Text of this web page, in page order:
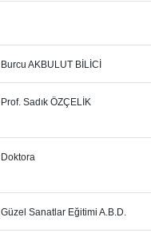
Burcu AKBULUT BİLİCİ
Prof. Sadık ÖZÇELİK
Doktora
Güzel Sanatlar Eğitimi A.B.D.